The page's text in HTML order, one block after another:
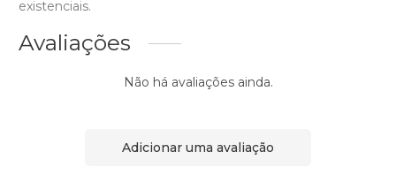
existenciais.
Avaliações
Não há avaliações ainda.
Adicionar uma avaliação